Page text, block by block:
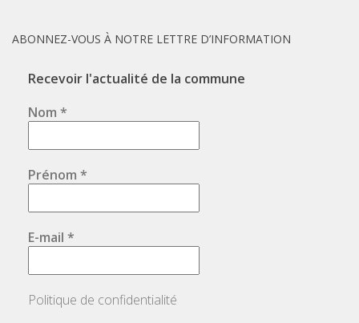
ABONNEZ-VOUS À NOTRE LETTRE D’INFORMATION
Recevoir l'actualité de la commune
Nom *
Prénom *
E-mail *
Politique de confidentialité